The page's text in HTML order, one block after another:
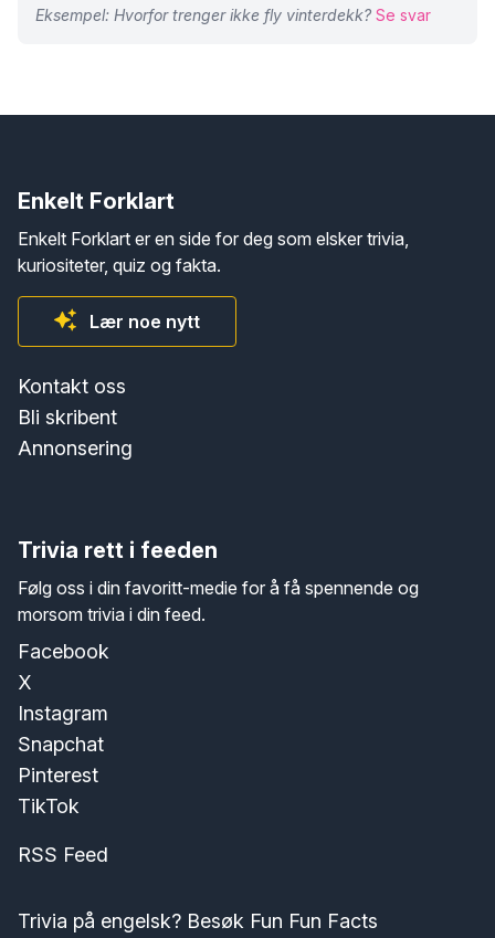
Eksempel: Hvorfor trenger ikke fly vinterdekk? Se svar
Enkelt Forklart
Enkelt Forklart er en side for deg som elsker trivia,
kuriositeter, quiz og fakta.
Lær noe nytt
Kontakt oss
Bli skribent
Annonsering
Trivia rett i feeden
Følg oss i din favoritt-medie for å få spennende og
morsom trivia i din feed.
Facebook
X
Instagram
Snapchat
Pinterest
TikTok
RSS Feed
Trivia på engelsk? Besøk Fun Fun Facts